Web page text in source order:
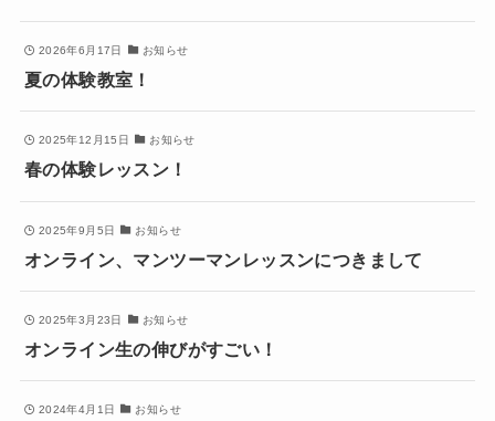
2026年6月17日 お知らせ
夏の体験教室！
2025年12月15日 お知らせ
春の体験レッスン！
2025年9月5日 お知らせ
オンライン、マンツーマンレッスンにつきまして
2025年3月23日 お知らせ
オンライン生の伸びがすごい！
2024年4月1日 お知らせ